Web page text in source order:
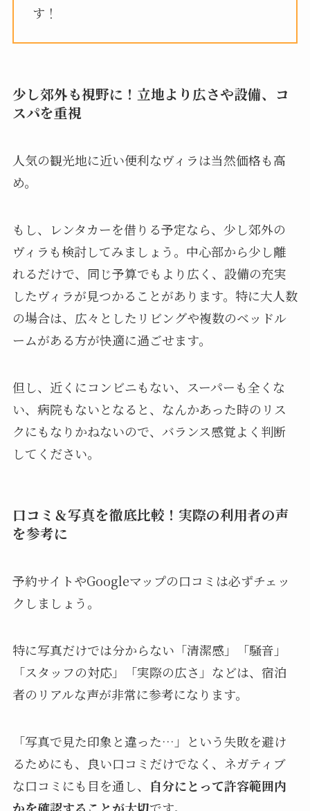
す！
少し郊外も視野に！立地より広さや設備、コ
スパを重視
人気の観光地に近い便利なヴィラは当然価格も高
め。
もし、レンタカーを借りる予定なら、少し郊外の
ヴィラも検討してみましょう。中心部から少し離
れるだけで、同じ予算でもより広く、設備の充実
したヴィラが見つかることがあります。特に大人数
の場合は、広々としたリビングや複数のベッドル
ームがある方が快適に過ごせます。
但し、近くにコンビニもない、スーパーも全くな
い、病院もないとなると、なんかあった時のリス
クにもなりかねないので、バランス感覚よく判断
してください。
口コミ＆写真を徹底比較！実際の利用者の声
を参考に
予約サイトやGoogleマップの口コミは必ずチェッ
クしましょう。
特に写真だけでは分からない「清潔感」「騒音」
「スタッフの対応」「実際の広さ」などは、宿泊
者のリアルな声が非常に参考になります。
「写真で見た印象と違った…」という失敗を避け
るためにも、良い口コミだけでなく、ネガティブ
な口コミにも目を通し、
自分にとって許容範囲内